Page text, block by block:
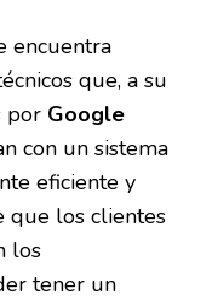
encuentra
que, a su
por Google
con un sistema
eficiente y
que los clientes
los
tener un